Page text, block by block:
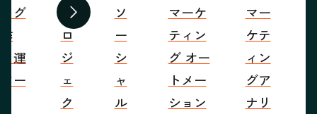
前へ 次へ
グ
運
ー
プ
ロ
ジ
ェ
ク
ソ
ー
シ
ャ
ル
マーケ
ティン
グ オー
トメー
ション
マー
ケテ
ィン
グア
ナリ